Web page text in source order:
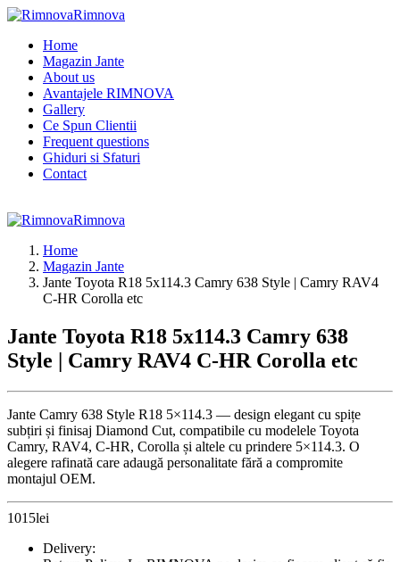
Rimnova
Home
Magazin Jante
About us
Avantajele RIMNOVA
Gallery
Ce Spun Clientii
Frequent questions
Ghiduri si Sfaturi
Contact
Rimnova
Home
Magazin Jante
Jante Toyota R18 5x114.3 Camry 638 Style | Camry RAV4
C-HR Corolla etc
Jante Toyota R18 5x114.3 Camry 638
Style | Camry RAV4 C-HR Corolla etc
Jante Camry 638 Style R18 5×114.3 — design elegant cu spițe
subțiri și finisaj Diamond Cut, compatibile cu modelele Toyota
Camry, RAV4, C‑HR, Corolla și altele cu prindere 5×114.3. O
alegere rafinată care adaugă personalitate fără a compromite
montajul OEM.
1015lei
Delivery: